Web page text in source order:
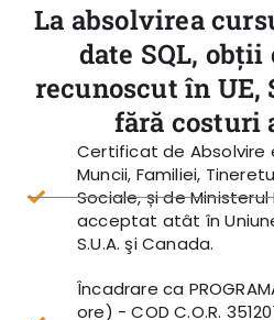
La absolvirea
date SQL,
recunoscut în UE,
fără costuri
Certificat de Absolvire
Muncii, Familiei,
Sociale, și de
acceptat atât în
S.U.A. şi Canada.
Încadrare ca
ore) - COD C.O.R.